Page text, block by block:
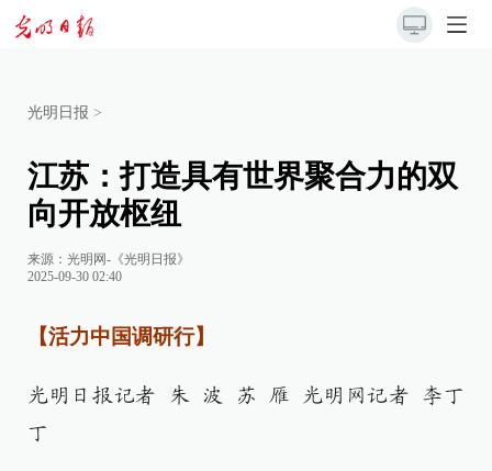
光明日报 >
江苏：打造具有世界聚合力的双
向开放枢纽
来源： 光明网-《光明日报》
2025-09-30 02:40
【活力中国调研行】
光明日报记者 朱 波 苏 雁 光明网记者 李丁
丁